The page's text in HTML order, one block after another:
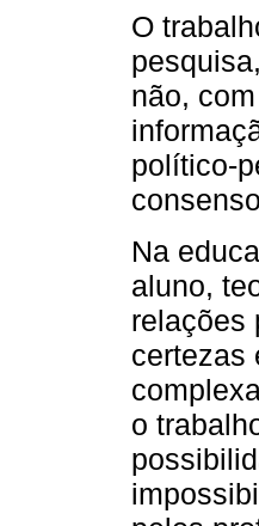
O
não,
político-
Na
aluno,
relações
certezas
o